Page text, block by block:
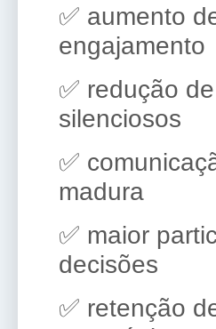
✅ aumento
engajamento
✅ redução
silenciosos
✅
madura
✅ maior
decisões
✅ retenção